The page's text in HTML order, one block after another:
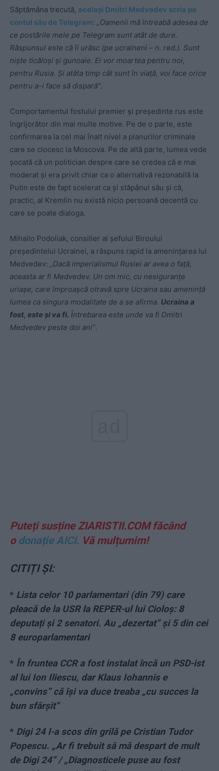
Săptămâna trecută, același Dmitri Medvedev scria pe
contul său de Telegram: „Oamenii mă întreabă adesea de
ce postările mele pe Telegram sunt atât de dure.
Răspunsul este că îi urăsc (pe ucraineni – n. red.). Sunt
niște ticăloși și gunoaie. Ei vor moartea pentru noi,
pentru Rusia. Și atâta timp cât sunt în viață, voi face orice
pentru a-i face să dispară”.
Comportamentul fostului premier și președinte rus este
îngrijorător din mai multe motive. Pe de o parte, este
confirmarea la cel mai înalt nivel a planurilor criminale
care se clocesc la Moscova. Pe de altă parte, lumea vede
șocată că un politician despre care se credea că e mai
moderat și era privit chiar ca o alternativă rezonabilă la
Putin este de fapt scelerat ca și stăpânul său și că,
practic, al Kremlin nu există nicio persoană decentă cu
care se poate dialoga.
Mihailo Podoliak, consilier al șefului Biroului
președintelui Ucrainei, a răspuns rapid la amenințarea lui
Medvedev: „Dacă imperialismul Rusiei ar avea o față,
aceasta ar fi Medvedev. Un om mic, cu nesiguranțe
uriașe, care împroașcă otravă spre Ucraina sau amenință
lumea ca singura modalitate de a se afirma. Ucraina a
fost, este și va fi. Întrebarea este unde va fi Dmitri
Medvedev peste doi ani“.
Puteți susține ZIARISTII.COM făcând
o donație AICI. Vă mulțumim!
CITIȚI ȘI:
* Lista celor 10 parlamentari (din 79) care
pleacă de la USR la REPER-ul lui Cioloș: 8
deputați și 2 senatori. Au „dezertat” și 5 din cei
8 europarlamentari
* În fruntea CCR a fost instalat încă un PSD-ist
al lui Ion Iliescu, dar Klaus Iohannis e
„convins” că își va duce treaba „cu succes la
bun sfârşit”
* Digi 24 l-a scos din grilă pe Cristian Tudor
Popescu. „Ar fi trebuit să mă despart de mult
de Digi 24” / „Diagnosticele puse au fost